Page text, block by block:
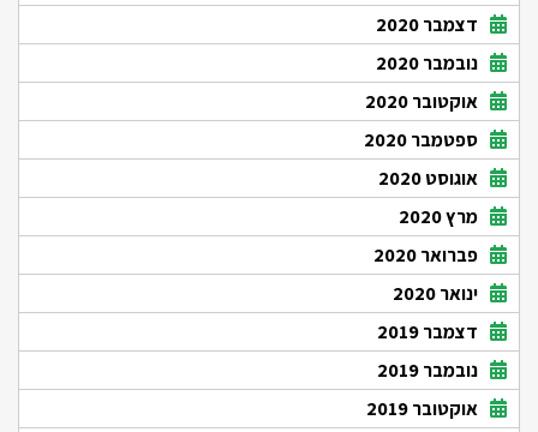
דצמבר 2020
נובמבר 2020
אוקטובר 2020
ספטמבר 2020
אוגוסט 2020
מרץ 2020
פברואר 2020
ינואר 2020
דצמבר 2019
נובמבר 2019
אוקטובר 2019